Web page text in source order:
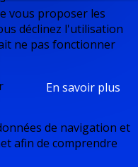
vous proposer les
déclinez l'utilisation
ne pas fonctionner
En savoir plus
de navigation et
afin de comprendre